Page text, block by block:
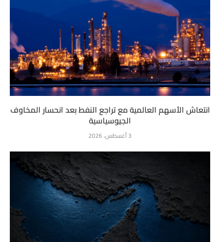
انتعاش الأسهم العالمية مع تراجع النفط بعد انحسار المخاوف
الجيوسياسية
3 أغسطس، 2026